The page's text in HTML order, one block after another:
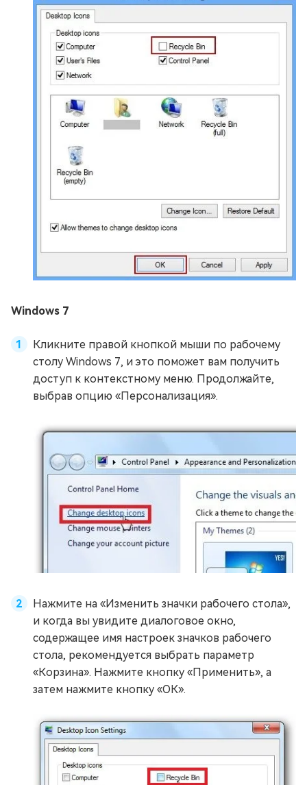
Windows 7
Кликните правой кнопкой мыши по рабочему
столу Windows 7, и это поможет вам получить
доступ к контекстному меню. Продолжайте,
выбрав опцию «Персонализация».
Нажмите на «Изменить значки рабочего стола»,
и когда вы увидите диалоговое окно,
содержащее имя настроек значков рабочего
стола, рекомендуется выбрать параметр
«Корзина». Нажмите кнопку «Применить», а
затем нажмите кнопку «ОК».